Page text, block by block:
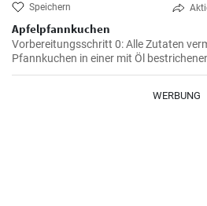
Speichern
Apfelpfannkuchen
Vorbereitungsschritt 0: Alle Zutaten
Pfannkuchen in einer mit Öl
braten.
WERBUNG